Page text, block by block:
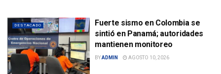
DESTACADO
Fuerte sismo en Colombia se
sintió en Panamá; autoridades
mantienen monitoreo
BYADMIN AGOSTO 10, 2026